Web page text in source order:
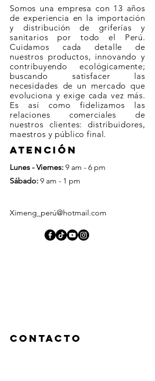
Somos una empresa con 13 años
de experiencia en la importación
y distribución de griferías y
sanitarios por todo el Perú.
Cuidamos cada detalle de
nuestros productos, innovando y
contribuyendo ecológicamente;
buscando satisfacer las
necesidades de un mercado que
evoluciona y exige cada vez más.
Es así como fidelizamos las
relaciones comerciales de
nuestros clientes: distribuidores,
maestros y público final.
ATENCIÓN
Lunes - Viernes: 9 am - 6 pm
​​Sábado: 9 am - 1 pm
Ximeng_perú@hotmail.com
ContactO